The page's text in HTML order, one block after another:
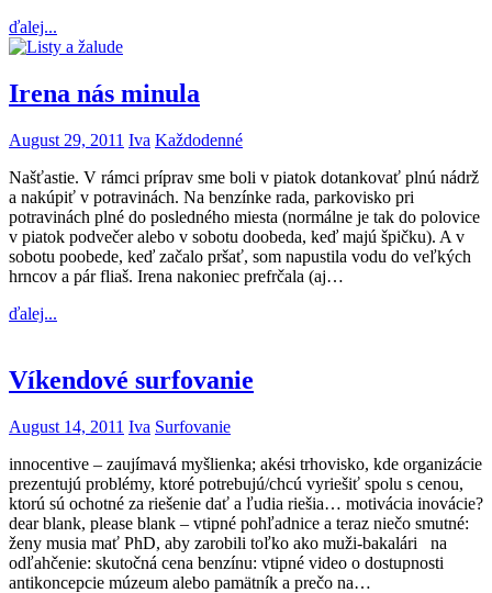
ďalej...
Irena nás minula
August 29, 2011 Iva Každodenné
Našťastie. V rámci príprav sme boli v piatok dotankovať plnú nádrž
a nakúpiť v potravinách. Na benzínke rada, parkovisko pri
potravinách plné do posledného miesta (normálne je tak do polovice
v piatok podvečer alebo v sobotu doobeda, keď majú špičku). A v
sobotu poobede, keď začalo pršať, som napustila vodu do veľkých
hrncov a pár fliaš. Irena nakoniec prefrčala (aj…
ďalej...
Víkendové surfovanie
August 14, 2011 Iva Surfovanie
innocentive – zaujímavá myšlienka; akési trhovisko, kde organizácie
prezentujú problémy, ktoré potrebujú/chcú vyriešiť spolu s cenou,
ktorú sú ochotné za riešenie dať a ľudia riešia… motivácia inovácie?
dear blank, please blank – vtipné pohľadnice a teraz niečo smutné:
ženy musia mať PhD, aby zarobili toľko ako muži-bakalári na
odľahčenie: skutočná cena benzínu: vtipné video o dostupnosti
antikoncepcie múzeum alebo pamätník a prečo na…